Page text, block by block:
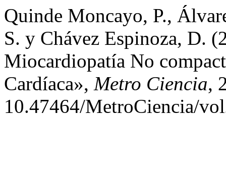
Quinde Moncayo, P.,
S. y Chávez Espinoza, D.
Miocardiopatía No
Cardíaca», Metro Ciencia,
10.47464/MetroCiencia/